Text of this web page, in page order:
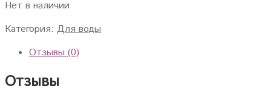
Нет в наличии
Категория: Для воды
Отзывы (0)
Отзывы